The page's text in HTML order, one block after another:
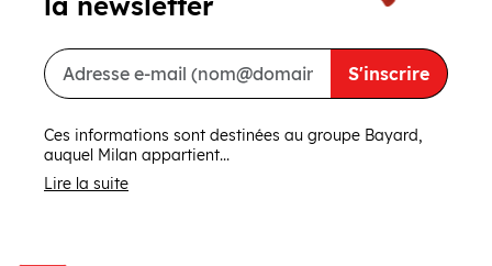
S'inscrire
Ces informations sont destinées au groupe Bayard,
auquel Milan appartient...
Lire la suite